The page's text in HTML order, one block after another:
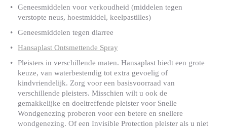
Geneesmiddelen voor verkoudheid (middelen tegen
verstopte neus, hoestmiddel, keelpastilles)
Geneesmiddelen tegen diarree
Hansaplast Ontsmettende Spray
Pleisters in verschillende maten. Hansaplast biedt een grote
keuze, van waterbestendig tot extra gevoelig of
kindvriendelijk. Zorg voor een basisvoorraad van
verschillende pleisters. Misschien wilt u ook de
gemakkelijke en doeltreffende pleister voor Snelle
Wondgenezing proberen voor een betere en snellere
wondgenezing. Of een Invisible Protection pleister als u niet